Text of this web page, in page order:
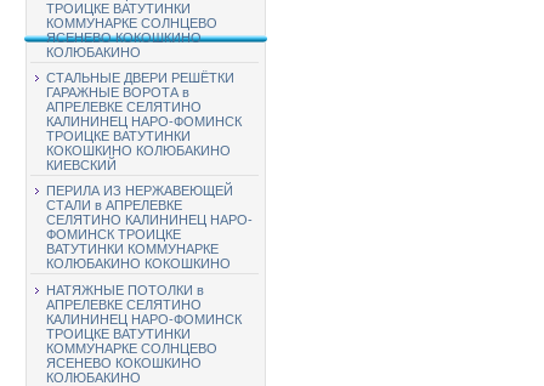
ТРОИЦКЕ ВАТУТИНКИ
КОММУНАРКЕ СОЛНЦЕВО
ЯСЕНЕВО КОКОШКИНО
КОЛЮБАКИНО
СТАЛЬНЫЕ ДВЕРИ РЕШЁТКИ
ГАРАЖНЫЕ ВОРОТА в
АПРЕЛЕВКЕ СЕЛЯТИНО
КАЛИНИНЕЦ НАРО-ФОМИНСК
ТРОИЦКЕ ВАТУТИНКИ
КОКОШКИНО КОЛЮБАКИНО
КИЕВСКИЙ
ПЕРИЛА ИЗ НЕРЖАВЕЮЩЕЙ
СТАЛИ в АПРЕЛЕВКЕ
СЕЛЯТИНО КАЛИНИНЕЦ НАРО-
ФОМИНСК ТРОИЦКЕ
ВАТУТИНКИ КОММУНАРКЕ
КОЛЮБАКИНО КОКОШКИНО
НАТЯЖНЫЕ ПОТОЛКИ в
АПРЕЛЕВКЕ СЕЛЯТИНО
КАЛИНИНЕЦ НАРО-ФОМИНСК
ТРОИЦКЕ ВАТУТИНКИ
КОММУНАРКЕ СОЛНЦЕВО
ЯСЕНЕВО КОКОШКИНО
КОЛЮБАКИНО